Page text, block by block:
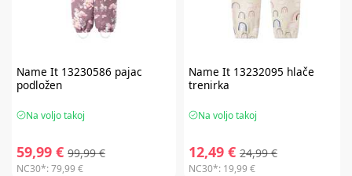
Name It13230586 pajac
podložen
Na voljo takoj
59,99 € 99,99 €
NC30*:79,99 €
Name It13232095 hlače
trenirka
Na voljo takoj
12,49 € 24,99 €
NC30*: 19,99 €